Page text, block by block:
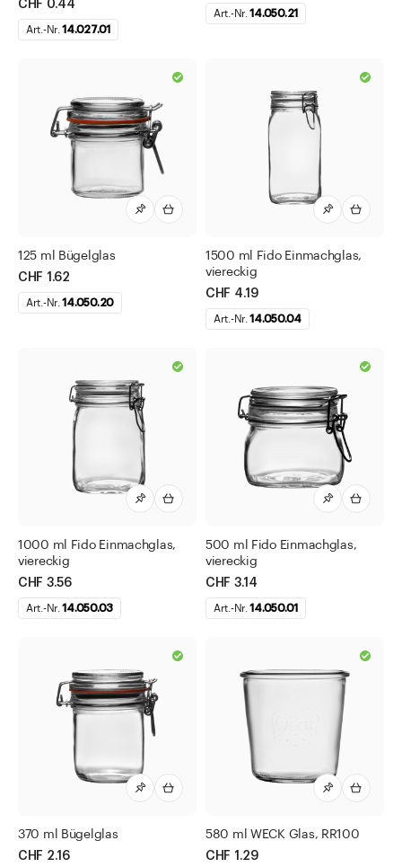
CHF 0.44
Art.-Nr.14.027.01
Art.-Nr.14.050.21
125 ml Bügelglas
CHF 1.62
Art.-Nr.14.050.20
1500 ml Fido Einmachglas,
viereckig
CHF 4.19
Art.-Nr.14.050.04
1000 ml Fido Einmachglas,
viereckig
CHF 3.56
Art.-Nr.14.050.03
500 ml Fido Einmachglas,
viereckig
CHF 3.14
Art.-Nr.14.050.01
370 ml Bügelglas
CHF 2.16
580 ml WECK Glas, RR100
CHF 1.29